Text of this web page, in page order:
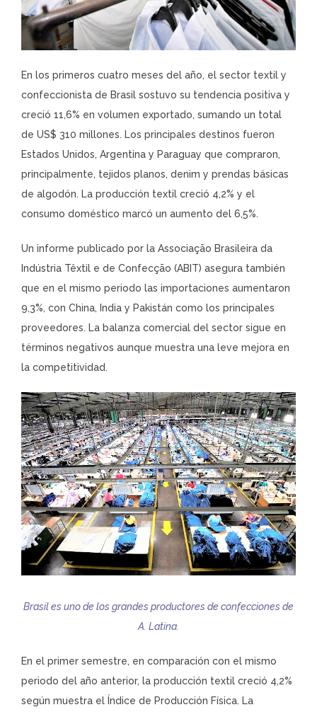
En los primeros cuatro meses del año, el sector textil y
confeccionista de Brasil sostuvo su tendencia positiva y
creció 11,6% en volumen exportado, sumando un total
de US$ 310 millones. Los principales destinos fueron
Estados Unidos, Argentina y Paraguay que compraron,
principalmente, tejidos planos, denim y prendas básicas
de algodón. La producción textil creció 4,2% y el
consumo doméstico marcó un aumento del 6,5%.
Un informe publicado por la Associação Brasileira da
Indústria Têxtil e de Confecção (ABIT) asegura también
que en el mismo periodo las importaciones aumentaron
9,3%, con China, India y Pakistán como los principales
proveedores. La balanza comercial del sector sigue en
términos negativos aunque muestra una leve mejora en
la competitividad.
Brasil es uno de los grandes productores de confecciones de
A. Latina.
En el primer semestre, en comparación con el mismo
periodo del año anterior, la producción textil creció 4,2%
según muestra el Índice de Producción Física. La